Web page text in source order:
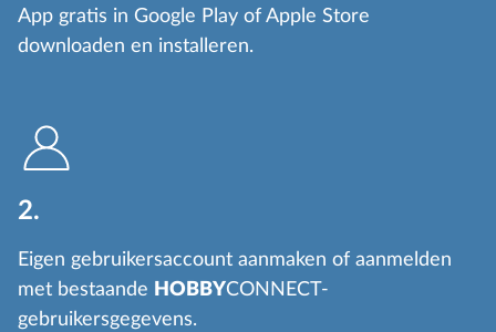
App gratis in Google Play of Apple Store
downloaden en installeren.
2.
Eigen gebruikersaccount aanmaken of aanmelden
met bestaande HOBBYCONNECT-
gebruikersgegevens.